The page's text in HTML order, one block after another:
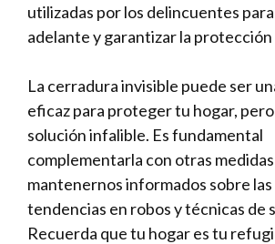
utilizadas por‌ los ⁢delincuentes
adelante y garantizar la protección
La cerradura invisible puede ser
eficaz para ‍proteger tu hogar, pero
solución ⁤infalible. Es fundamental
complementarla con otras
mantenernos informados⁤ sobre
tendencias en⁤ robos y ‌técnicas de‌
Recuerda que tu hogar es tu​